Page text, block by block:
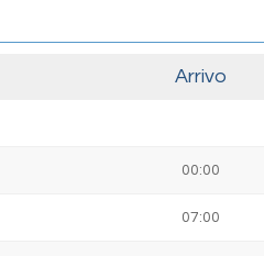
Arrivo
00:00
07:00